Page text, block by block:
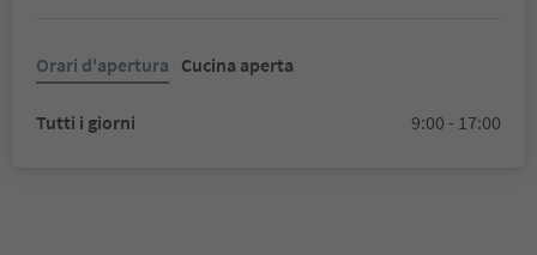
Orari d'apertura Cucina aperta
Tutti i giorni 9:00 - 17:00